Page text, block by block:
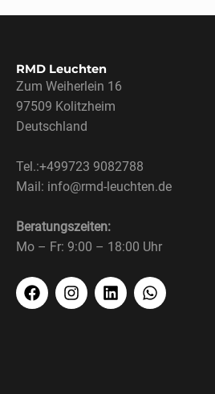
RMD Leuchten
Zum Weiherlein 16
97509 Kolitzheim
Deutschland
Tel.:+499723 9082788
Mail: info@rmd-leuchten.de
Beratungszeiten:
Mo – Fr: 9:00 – 18:00 Uhr